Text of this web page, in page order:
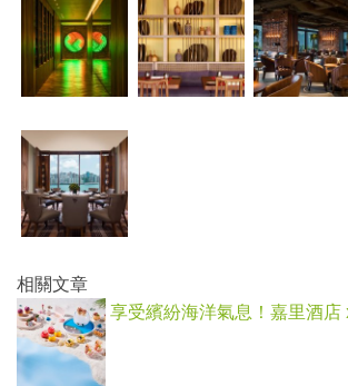
相關文章
享受繽紛海洋氣息！嘉里酒店